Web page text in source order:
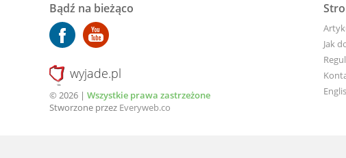
Bądź na bieżąco
wyjade.pl
© 2026 | Wszystkie prawa zastrzeżone
Stworzone przez Everyweb.co
Jak